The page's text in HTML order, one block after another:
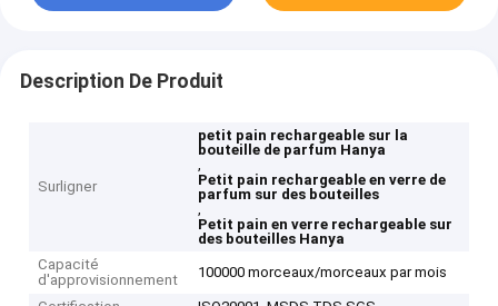
Description De Produit
Surligner
petit pain rechargeable sur la
bouteille de parfum Hanya
,
Petit pain rechargeable en verre de
parfum sur des bouteilles
,
Petit pain en verre rechargeable sur
des bouteilles Hanya
Capacité
d'approvisionnement
100000 morceaux/morceaux par mois